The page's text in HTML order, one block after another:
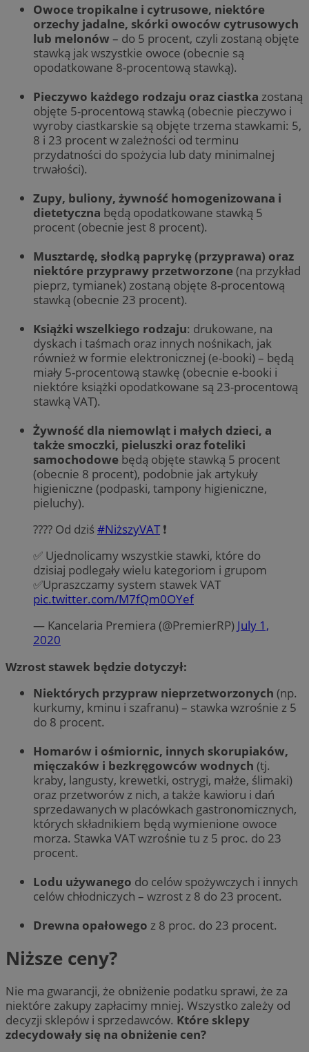
Owoce tropikalne i cytrusowe, niektóre
orzechy jadalne, skórki owoców cytrusowych
lub melonów – do 5 procent, czyli zostaną objęte
stawką jak wszystkie owoce (obecnie są
opodatkowane 8-procentową stawką).
Pieczywo każdego rodzaju oraz ciastka zostaną
objęte 5-procentową stawką (obecnie pieczywo i
wyroby ciastkarskie są objęte trzema stawkami: 5,
8 i 23 procent w zależności od terminu
przydatności do spożycia lub daty minimalnej
trwałości).
Zupy, buliony, żywność homogenizowana i
dietetyczna będą opodatkowane stawką 5
procent (obecnie jest 8 procent).
Musztardę, słodką paprykę (przyprawa) oraz
niektóre przyprawy przetworzone(na przykład
pieprz, tymianek) zostaną objęte 8-procentową
stawką (obecnie 23 procent).
Książki wszelkiego rodzaju: drukowane, na
dyskach i taśmach oraz innych nośnikach, jak
również w formie elektronicznej (e-booki) – będą
miały 5-procentową stawkę (obecnie e-booki i
niektóre książki opodatkowane są 23-procentową
stawką VAT).
Żywność dla niemowląt i małych dzieci, a
także smoczki, pieluszki oraz foteliki
samochodowe będą objęte stawką 5 procent
(obecnie 8 procent), podobnie jak artykuły
higieniczne (podpaski, tampony higieniczne,
pieluchy).
???? Od dziś#NiższyVAT❗️
✅ Ujednolicamy wszystkie stawki, które do
dzisiaj podlegały wielu kategoriom i grupom
✅Upraszczamy system stawek VAT
pic.twitter.com/M7fQm0OYef
— Kancelaria Premiera (@PremierRP) July 1,
2020
Wzrost stawek będzie dotyczył:
Niektórych przypraw nieprzetworzonych (np.
kurkumy, kminu i szafranu) – stawka wzrośnie z 5
do 8 procent.
Homarów i ośmiornic, innych skorupiaków,
mięczaków i bezkręgowców wodnych (tj.
kraby, langusty, krewetki, ostrygi, małże, ślimaki)
oraz przetworów z nich, a także kawioru i dań
sprzedawanych w placówkach gastronomicznych,
których składnikiem będą wymienione owoce
morza. Stawka VAT wzrośnie tu z 5 proc. do 23
procent.
Lodu używanego do celów spożywczych i innych
celów chłodniczych – wzrost z 8 do 23 procent.
Drewna opałowego z 8 proc. do 23 procent.
Niższe ceny?
Nie ma gwarancji, że obniżenie podatku sprawi, że za
niektóre zakupy zapłacimy mniej. Wszystko zależy od
decyzji sklepów i sprzedawców. Które sklepy
zdecydowały się na obniżenie cen?